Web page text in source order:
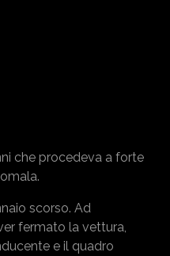
che procedeva a forte
scorso. Ad
fermato la vettura,
e il quadro